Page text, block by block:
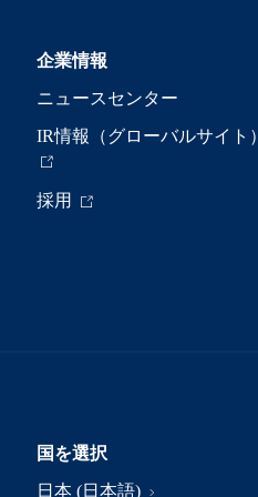
企業情報
ニュースセンター
IR情報（グローバルサイト）
採用
国を選択
日本 (日本語)